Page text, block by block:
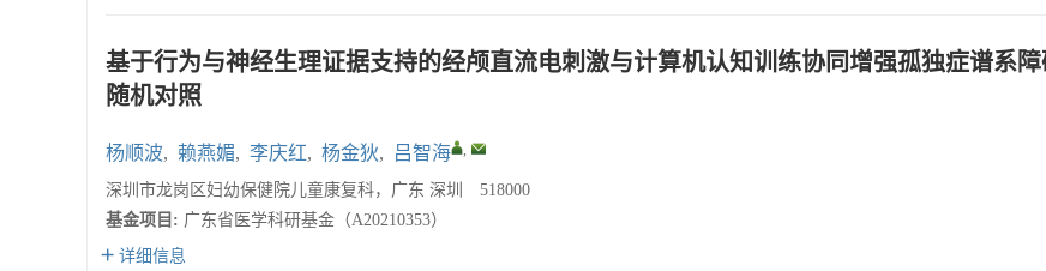
基于行为与神经生理证据支持的经颅直流电刺激与计算机认知训练协同增强孤独症谱系
随机对照
杨顺波, 赖燕媚, 李庆红, 杨金狄, 吕智海 ,
深圳市龙岗区妇幼保健院儿童康复科，广东 深圳 518000
基金项目: 广东省医学科研基金（A20210353）
详细信息